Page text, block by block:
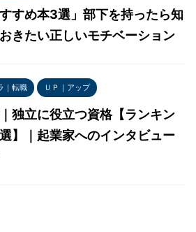
すすめ本3選」部下を持ったら知
きたい正しいモチベーション
｜転職 ＵＰ｜アップ
独立に役立つ資格【ランキン
】｜起業家へのインタビュー